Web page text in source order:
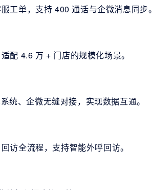
工单，支持 400 通话与企微消息同步。
配 4.6 万 + 门店的规模化场景。
统、企微无缝对接，实现数据互通。
访全流程，支持智能外呼回访。